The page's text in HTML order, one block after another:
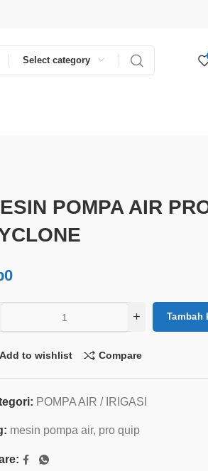
Select category
POMPA AIR
0
Tambah
Add to wishlist Compare
POMPA AIR / IRIGASI
mesin pompa air, pro quip